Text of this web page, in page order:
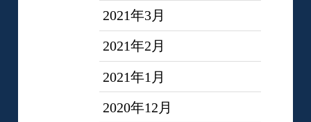
2021年3月
2021年2月
2021年1月
2020年12月